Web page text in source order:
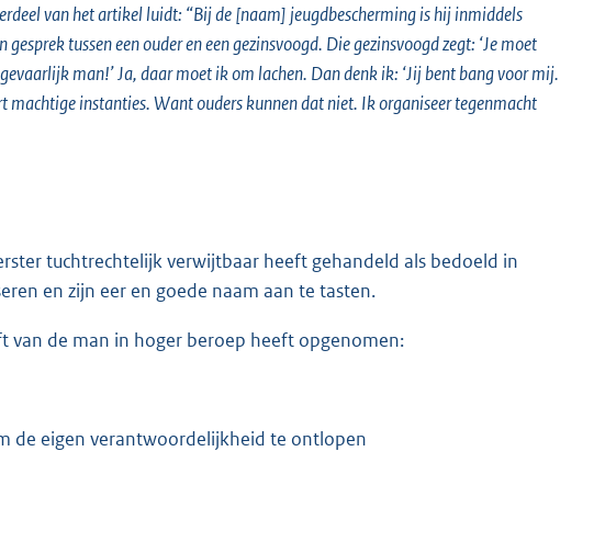
van het artikel luidt: “Bij de [naam] jeugdbescherming is hij inmiddels
tussen een ouder en een gezinsvoogd. Die gezinsvoogd zegt: ‘Je moet
man!’ Ja, daar moet ik om lachen. Dan denk ik: ‘Jij bent bang voor mij.
instanties. Want ouders kunnen dat niet. Ik organiseer tegenmacht
tuchtrechtelijk verwijtbaar heeft gehandeld als bedoeld in
en zijn eer en goede naam aan te tasten.
de man in hoger beroep heeft opgenomen:
de eigen verantwoordelijkheid te ontlopen